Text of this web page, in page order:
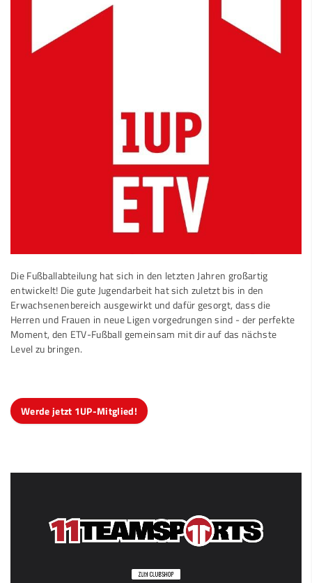
Die Fußballabteilung hat sich in den letzten Jahren großartig
entwickelt! Die gute Jugendarbeit hat sich zuletzt bis in den
Erwachsenenbereich ausgewirkt und dafür gesorgt, dass die
Herren und Frauen in neue Ligen vorgedrungen sind - der perfekte
Moment, den ETV-Fußball gemeinsam mit dir auf das nächste
Level zu bringen.
Werde jetzt 1UP-Mitglied!